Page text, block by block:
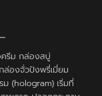
รีม กล่องสบู่
ล่องจั่วปังพรี่เมี่ยม
(hologram) เริ่มที่